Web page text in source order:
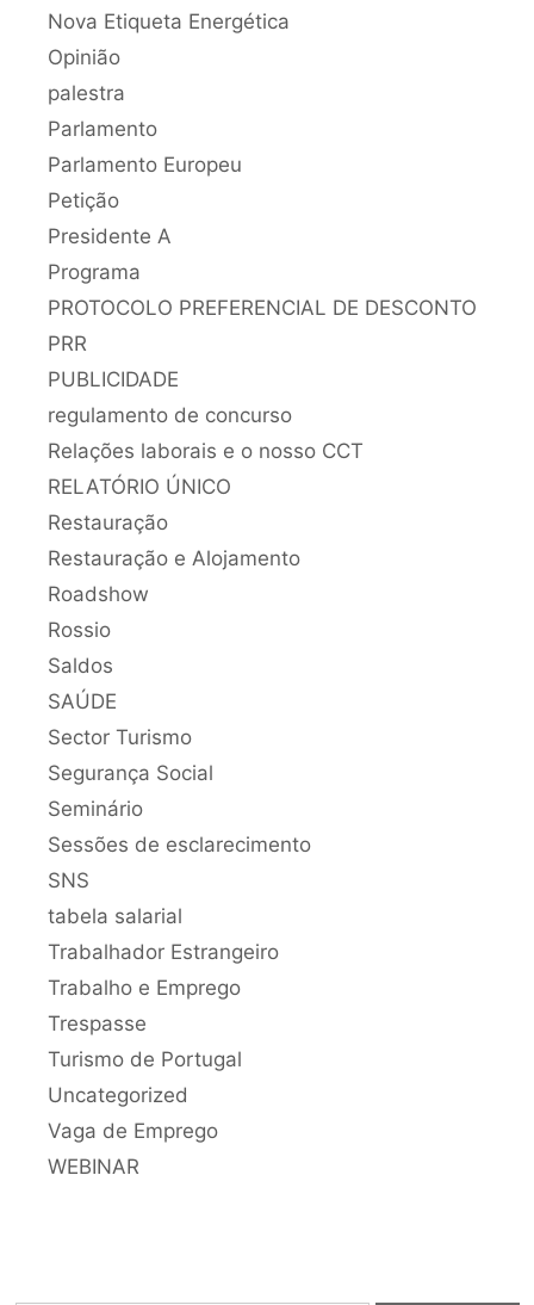
Nova Etiqueta Energética
Opinião
palestra
Parlamento
Parlamento Europeu
Petição
Presidente A
Programa
PROTOCOLO PREFERENCIAL DE DESCONTO
PRR
PUBLICIDADE
regulamento de concurso
Relações laborais e o nosso CCT
RELATÓRIO ÚNICO
Restauração
Restauração e Alojamento
Roadshow
Rossio
Saldos
SAÚDE
Sector Turismo
Segurança Social
Seminário
Sessões de esclarecimento
SNS
tabela salarial
Trabalhador Estrangeiro
Trabalho e Emprego
Trespasse
Turismo de Portugal
Uncategorized
Vaga de Emprego
WEBINAR